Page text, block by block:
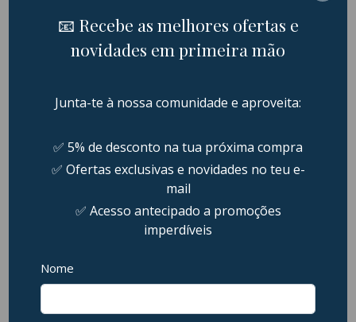
Swissten – Trix
Wireless Headphones
28,95
Adicionar
Swissten – Trix
Wireless Headphones
28,95
Adicionar